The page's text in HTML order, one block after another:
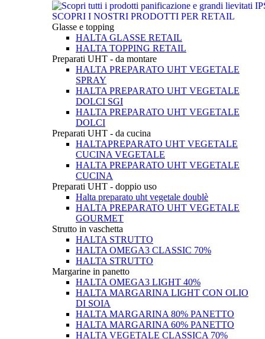
SCOPRI I NOSTRI PRODOTTI PER RETAIL
Glasse e topping
HALTA GLASSE RETAIL
HALTA TOPPING RETAIL
Preparati UHT - da montare
HALTA PREPARATO UHT VEGETALE
SPRAY
HALTA PREPARATO UHT VEGETALE
DOLCI SGI
HALTA PREPARATO UHT VEGETALE
DOLCI
Preparati UHT - da cucina
HALTAPREPARATO UHT VEGETALE
CUCINA VEGETALE
HALTA PREPARATO UHT VEGETALE
CUCINA
Preparati UHT - doppio uso
Halta preparato uht vegetale doublè
HALTA PREPARATO UHT VEGETALE
GOURMET
Strutto in vaschetta
HALTA STRUTTO
HALTA OMEGA3 CLASSIC 70%
HALTA STRUTTO
Margarine in panetto
HALTA OMEGA3 LIGHT 40%
HALTA MARGARINA LIGHT CON OLIO
DI SOIA
HALTA MARGARINA 80% PANETTO
HALTA MARGARINA 60% PANETTO
HALTA VEGETALE CLASSICA 70%